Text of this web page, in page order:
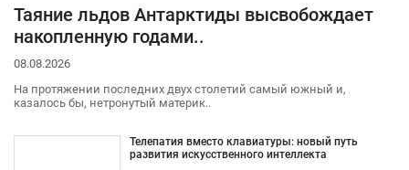
Таяние льдов Антарктиды высвобождает
накопленную годами..
08.08.2026
На протяжении последних двух столетий самый южный и,
казалось бы, нетронутый материк..
Телепатия вместо клавиатуры: новый путь
развития искусственного интеллекта